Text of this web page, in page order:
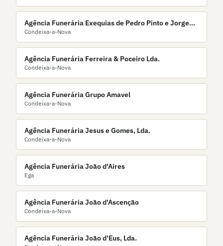
Agência Funerária Exequias de Pedro Pinto e Jorge
Pinto Lda
Condeixa-a-Nova
Agência Funerária Ferreira & Poceiro Lda.
Condeixa-a-Nova
Agência Funerária Grupo Amavel
Condeixa-a-Nova
Agência Funerária Jesus e Gomes, Lda.
Condeixa-a-Nova
Agência Funerária João d'Aires
Ega
Agência Funerária João d'Ascenção
Condeixa-a-Nova
Agência Funerária João d'Eus, Lda.